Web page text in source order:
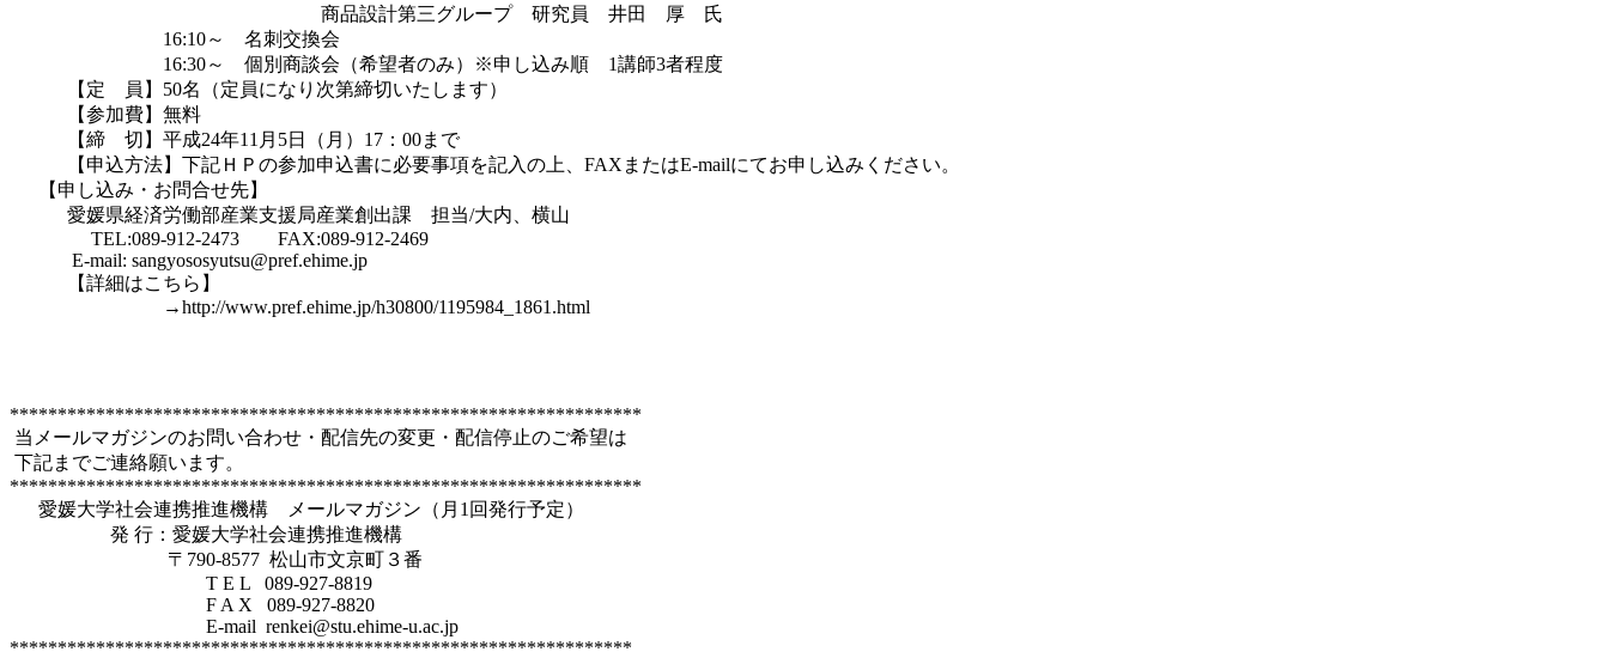
商品設計第三グループ　研究員　井田　厚　氏
16:10～　名刺交換会
16:30～　個別商談会（希望者のみ）※申し込み順　1講師3者程度
【定　員】50名（定員になり次第締切いたします）
【参加費】無料
【締　切】平成24年11月5日（月）17：00まで
【申込方法】下記ＨＰの参加申込書に必要事項を記入の上、FAXまたはE-mailにてお申し込みください。
TEL:089-912-2473　　FAX:089-912-2469
【詳細はこちら】
→http://www.pref.ehime.jp/h30800/1195984_1861.html
******************************************************************
******************************************************************
愛媛大学社会連携推進機構　メールマガジン（月1回発行予定）
発 行：愛媛大学社会連携推進機構
〒790-8577  松山市文京町３番
T E L   089-927-8819
F A X   089-927-8820
E-mail  renkei@stu.ehime-u.ac.jp
*****************************************************************